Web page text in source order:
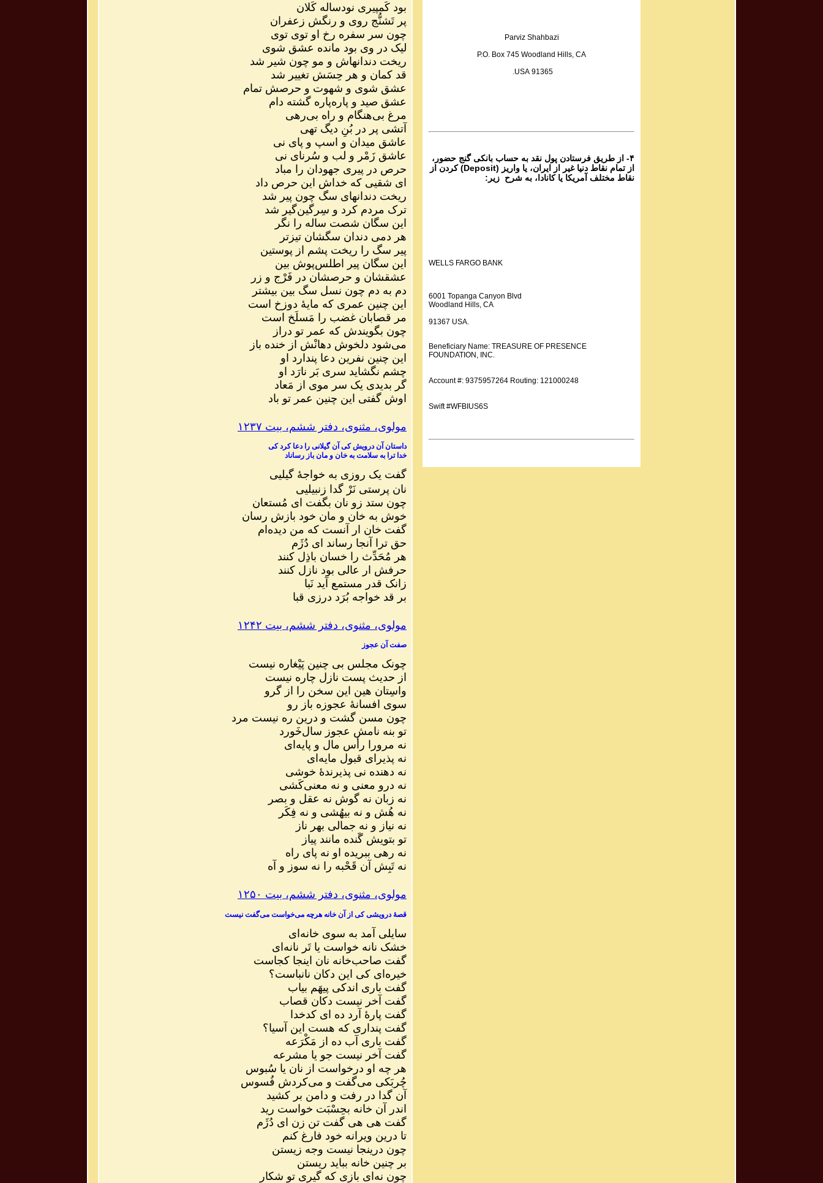
بود کَمپیری نودساله کَلان
پر تَشنُّج روی و رنگش زعفران
چون سر سفره رخ او توی توی
لیک در وی بود مانده عشق شوی
ریخت دندانهاش و مو چون شیر شد
قد کمان و هر حِسَش تغییر شد
عشق شوی و شهوت و حرصش تمام
عشق صید و پاره‌پاره گشته دام
مرغ بی‌هنگام و راه بی‌رهی
آتشی پر در بُنِ دیگ تهی
عاشق میدان و اسپ و پای نی
عاشق زَمْر و لب و سُرنای نی
حرص در پیری جهودان را مباد
ای شقیی که خداش این حرص داد
ریخت دندانهای سگ چون پیر شد
ترک مردم کرد و سِرگین‌گیر شد
این سگان شصت ساله را نگر
هر دمی دندان سگشان تیزتر
پیر سگ را ریخت پشم از پوستین
این سگان پیر اطلس‌پوش بین
عشقشان و حرصشان در فَرْج و زر
دم به دم چون نسل سگ بین بیشتر
این چنین عمری که مایهٔ دوزخ است
مر قصابان غضب را مَسلَخ است
چون بگویندش که عمر تو دراز
می‌شود دلخوش دهانْش از خنده باز
این چنین نفرین دعا پندارد او
چشم نگشاید سری بَر نارَد او
گر بدیدی یک سر موی از مَعاد
اوش گفتی این چنین عمر تو باد
مولوی، مثنوی، دفتر ششم، بیت ۱۲۳۷
داستان آن درویش کی آن گیلانی را دعا کرد کی
خدا ترا به سلامت به خان و مان باز رساناد
گفت یک روزی به خواجهٔ گیلیی
نان پرستی نَرْ گدا زنبیلیی
چون ستد زو نان بگفت ای مُستعان
خوش به خان و مان خود بازش رسان
گفت خان ار آنست که من دیده‌ام
حق ترا آنجا رساند ای دُژَم
هر مُحَدِّث را خسان باذِل کنند
حرفش ار عالی بود نازل کنند
زانک قدر مستمع آید نَبا
بر قد خواجه بُرَد درزی قبا
مولوی، مثنوی، دفتر ششم، بیت ۱۲۴۲
صفت آن عجوز
چونک مجلس بی چنین پَیْغاره نیست
از حدیث پست نازل چاره نیست
واسِتان هین این سخن را از گرو
سوی افسانهٔ عجوزه باز رو
چون مسن گشت و درین ره نیست مرد
تو بنه نامش عجوز سال‌خَورد
نه مرورا رأس مال و پایه‌ای
نه پذیرای قبول مایه‌ای
نه دهنده نی پذیرندهٔ خوشی
نه درو معنی و نه معنی‌کَشی
نه زبان نه گوش نه عقل و بصر
نه هُش و نه بیهُشی و نه فِکَر
نه نیاز و نه جمالی بهر ناز
تو بتویش گَنده مانند پیاز
نه رهی ببریده او نه پای راه
نه تَبِش آن قَحْبه را نه سوز و آه
مولوی، مثنوی، دفتر ششم، بیت ۱۲۵۰
قصهٔ درویشی کی از آن خانه هرچه می‌خواست می‌گفت نیست
سایلی آمد به سوی خانه‌ای
خشک نانه خواست یا تَر نانه‌ای
گفت صاحب‌خانه نان اینجا کجاست
خیره‌ای کی این دکان نانباست؟
گفت باری اندکی پیهَم بیاب
گفت آخر نیست دکان قصاب
گفت پارهٔ آرد ده ای کدخدا
گفت پنداری که هست این آسیا؟
گفت باری آب ده از مَکْرَعه
گفت آخر نیست جو یا مشرعه
هر چه او درخواست از نان یا سُبوس
چُربَکی می‌گفت و می‌کردش فُسوس
آن گدا در رفت و دامن بر کشید
اندر آن خانه بحِسْبَت خواست رید
گفت هی هی گفت تن زن ای دُژَم
تا درین ویرانه خود فارغ کنم
چون درینجا نیست وجه زیستن
بر چنین خانه بباید ریستن
چون نه‌ای بازی که گیری تو شکار
برنامه صوتی شماره ۴۸۳ گنج حضور
Ganj e Hozour audio Program #482
Parviz Shahbazi
P.O. Box 745 Woodland Hills, CA
91365 USA.
۴- از طریق فرستادن پول نقد به حساب بانکی گنج حضور،
از تمام نقاط دنیا غیر از ایران، یا واریز (Deposit) کردن از
نقاط مختلف آمریکا یا کانادا، به شرح زیر:
WELLS FARGO BANK
6001 Topanga Canyon Blvd
Woodland Hills, CA
91367 USA.
Beneficiary Name: TREASURE OF PRESENCE
FOUNDATION, INC.
Account #: 9375957264 Routing: 121000248
Swift #WFBIUS6S